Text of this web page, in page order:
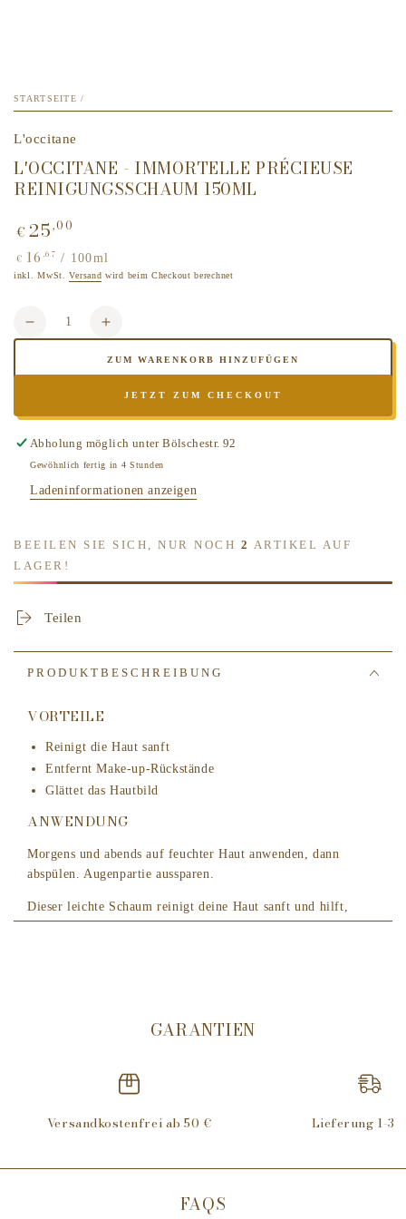
STARTSEITE /
L'occitane
L'OCCITANE - IMMORTELLE PRÉCIEUSE
REINIGUNGSSCHAUM 150ML
Regulärer
€25,00
Stückpreis
€ 16 ,67 / pro
100ml
inkl. MwSt.Versand wird beim Checkout berechnet
Verringere
-
Immortelle
Précieuse
Reinigungsschaum
150ml
Erhöhe
Menge
-
Immortelle
Précieuse
Reinigungsschaum
150ml
ZUM WARENKORB HINZUFÜGEN
JETZT ZUM CHECKOUT
Abholung möglich unterBölschestr. 92
Gewöhnlich fertig in 4 Stunden
Ladeninformationen anzeigen
BEEILEN SIE SICH, NUR NOCH 2 ARTIKEL AUF
LAGER!
Teilen
PRODUKTBESCHREIBUNG
VORTEILE
Reinigt die Haut sanft
Entfernt Make-up-Rückstände
Glättet das Hautbild
ANWENDUNG
Morgens und abends auf feuchter Haut anwenden, dann
abspülen. Augenpartie aussparen.
Dieser leichte Schaum reinigt deine Haut sanft und hilft,
Gesichtspflegelinie Immortelle Précieuse, die sich die
beeindruckende Fähigkeit zur Anpassung und Resilienz der
erstrahlt in neuer Vitalität.
Nur für Erwachsene geeignet.
GARANTIEN
Versandkostenfrei ab 50 € Lieferung 1-3
FAQS